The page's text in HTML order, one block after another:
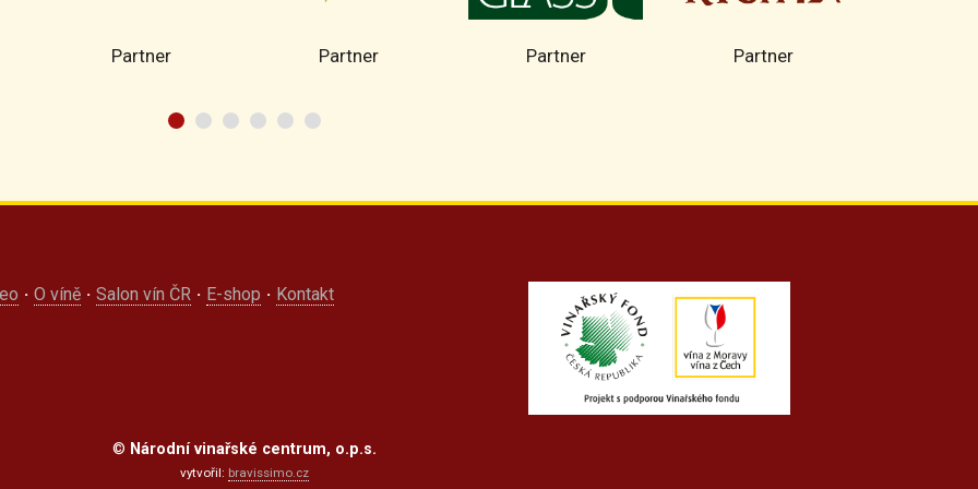
Partner Partner Partner Partner
· O víně · Salon vín ČR · E-shop · Kontakt
© Národní vinařské centrum, o.p.s.
vytvořil: bravissimo.cz